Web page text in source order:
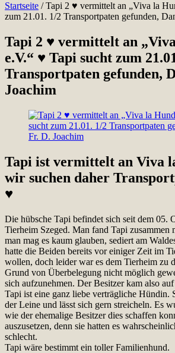
Startseite /Tapi 2 ♥ vermittelt an „Viva la
zum 21.01. 1/2 Transportpaten gefunden,
Tapi 2 ♥ vermittelt an
e.V.“ ♥ Tapi sucht zum
Transportpaten gefunden,
Joachim
Tapi ist vermittelt an Viva
wir suchen daher
♥
Die hübsche Tapi befindet sich seit dem 05.
Tierheim Szeged. Man fand Tapi zusammen
man mag es kaum glauben, sediert am
hatte die Beiden bereits vor einiger Zeit im
wollen, doch leider war es dem Tierheim zu
Grund von Überbelegung nicht möglich
sich aufzunehmen. Der Besitzer kam also
Tapi ist eine ganz liebe verträgliche Hündin.
der Leine und lässt sich gern streicheln. Es
wie der ehemalige Besitzer dies schaffen
auszusetzen, denn sie hatten es
schlecht.
Tapi wäre bestimmt ein toller Familienhund.